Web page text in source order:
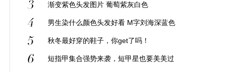
程控制让距离变美
渐变紫色头发图片 葡萄紫灰白色
男生染什么颜色头发好看 M字刘海深蓝色
浅蓝色很张扬
秋冬最好穿的鞋子，你get了吗！
短指甲集合强势来袭，短甲星也要美美过